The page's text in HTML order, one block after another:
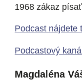
1968 zákaz
Podcast nájdete
Podcastový
Magdaléna